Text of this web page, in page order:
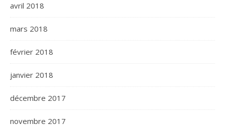
avril 2018
mars 2018
février 2018
janvier 2018
décembre 2017
novembre 2017